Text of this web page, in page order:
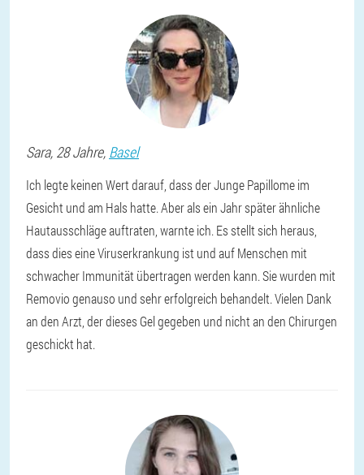
Sara, 28 Jahre, Basel
Ich legte keinen Wert darauf, dass der Junge Papillome im
Gesicht und am Hals hatte. Aber als ein Jahr später ähnliche
Hautausschläge auftraten, warnte ich. Es stellt sich heraus,
dass dies eine Viruserkrankung ist und auf Menschen mit
schwacher Immunität übertragen werden kann. Sie wurden mit
Removio genauso und sehr erfolgreich behandelt. Vielen Dank
an den Arzt, der dieses Gel gegeben und nicht an den Chirurgen
geschickt hat.